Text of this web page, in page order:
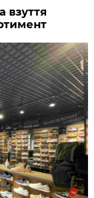
взуття